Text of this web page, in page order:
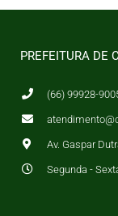
PREFEITURA DE
(66) 99928-
Av. Gaspar
Segunda -